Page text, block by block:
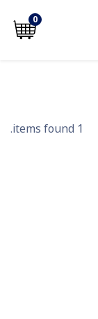
0
1 items found.